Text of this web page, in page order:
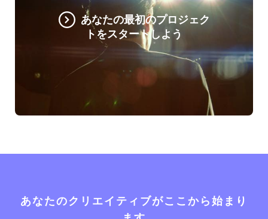
あなたの最初のプロジェク
トをスタートしよう
あなたのクリエイティブがここから始まり